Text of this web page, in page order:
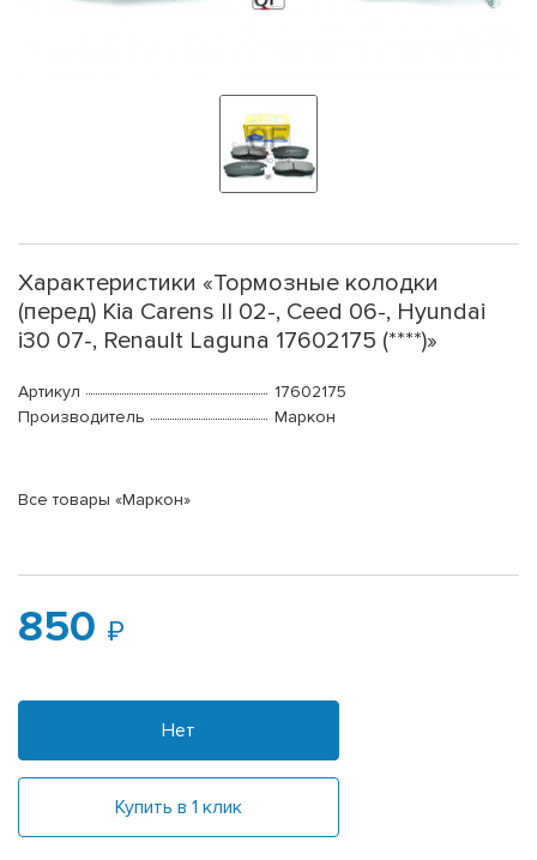
Характеристики «Тормозные колодки
(перед) Kia Carens II 02-, Ceed 06-, Hyundai
i30 07-, Renault Laguna 17602175 (****)»
Артикул
17602175
Производитель
Маркон
Все товары «Маркон»
850
Нет
Купить в 1 клик